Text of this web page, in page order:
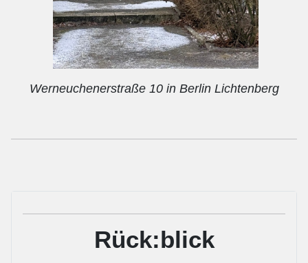
Werneuchenerstraße 10 in Berlin Lichtenberg
Rück:blick